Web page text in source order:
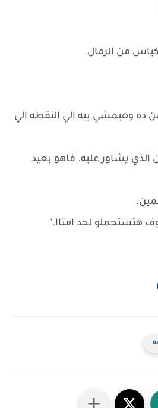
من الرمال.
وهيمشي بيه الي النقطه الي
الذي يشاور عليه. فاهو بعيد
هتستحملو لحد امتاا."